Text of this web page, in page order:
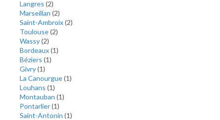
Langres (2)
Marseillan (2)
Saint-Ambroix(2)
Toulouse(2)
Wassy(2)
Bordeaux(1)
Béziers (1)
Givry(1)
La Canourgue(1)
Louhans (1)
Montauban (1)
Pontarlier(1)
Saint-Antonin (1)